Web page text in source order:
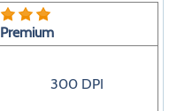
Premium
300 DPI